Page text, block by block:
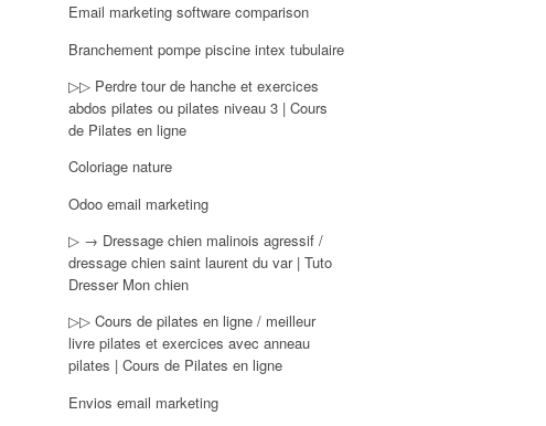
Email marketing software comparison
Branchement pompe piscine intex tubulaire
▷▷ Perdre tour de hanche et exercices
abdos pilates ou pilates niveau 3 | Cours
de Pilates en ligne
Coloriage nature
Odoo email marketing
▷ → Dressage chien malinois agressif /
dressage chien saint laurent du var | Tuto
Dresser Mon chien
▷▷ Cours de pilates en ligne / meilleur
livre pilates et exercices avec anneau
pilates | Cours de Pilates en ligne
Envios email marketing